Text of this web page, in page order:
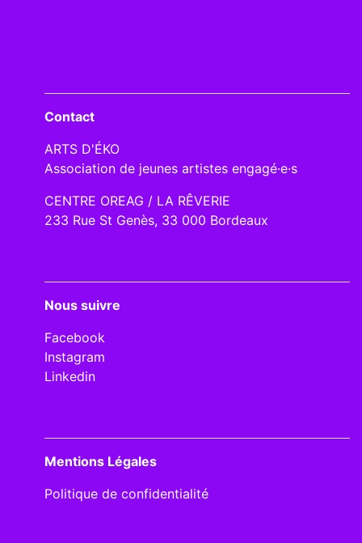
Contact
ARTS D'ÉKO
Association de jeunes artistes engagé·e·s
CENTRE OREAG / LA RÊVERIE
233 Rue St Genès, 33 000 Bordeaux
Nous suivre
Facebook
Instagram
Linkedin
Mentions Légales
Politique de confidentialité